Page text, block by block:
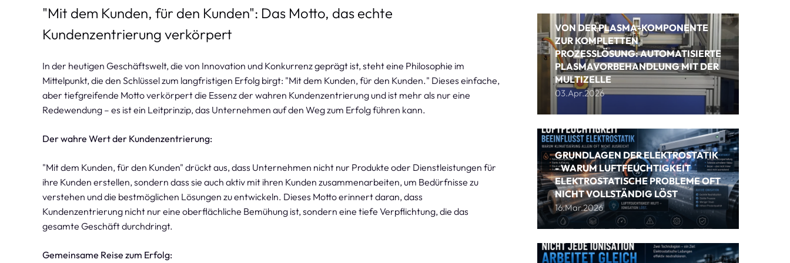
"Mit dem Kunden, für den Kunden": Das Motto, das echte
Kundenzentrierung verkörpert
In der heutigen Geschäftswelt, die von Innovation und Konkurrenz geprägt ist, steht eine Philosophie im
Mittelpunkt, die den Schlüssel zum langfristigen Erfolg birgt: "Mit dem Kunden, für den Kunden." Dieses einfache,
aber tiefgreifende Motto verkörpert die Essenz der wahren Kundenzentrierung und ist mehr als nur eine
Redewendung – es ist ein Leitprinzip, das Unternehmen auf den Weg zum Erfolg führen kann.
Der wahre Wert der Kundenzentrierung:
"Mit dem Kunden, für den Kunden" drückt aus, dass Unternehmen nicht nur Produkte oder Dienstleistungen für
ihre Kunden erstellen, sondern dass sie auch aktiv mit ihren Kunden zusammenarbeiten, um Bedürfnisse zu
verstehen und die bestmöglichen Lösungen zu entwickeln. Dieses Motto erinnert daran, dass
Kundenzentrierung nicht nur eine oberflächliche Bemühung ist, sondern eine tiefe Verpflichtung, die das
gesamte Geschäft durchdringt.
Gemeinsame Reise zum Erfolg:
VON DER PLASMA-KOMPONENTE
ZUR KOMPLETTEN
PROZESSLÖSUNG: AUTOMATISIERTE
PLASMAVORBEHANDLUNG MIT DER
MULTIZELLE
03.Apr.2026
GRUNDLAGEN DER ELEKTROSTATIK
- WARUM LUFTFEUCHTIGKEIT
ELEKTROSTATISCHE PROBLEME OFT
NICHT VOLLSTÄNDIG LÖST
16.Mar.2026